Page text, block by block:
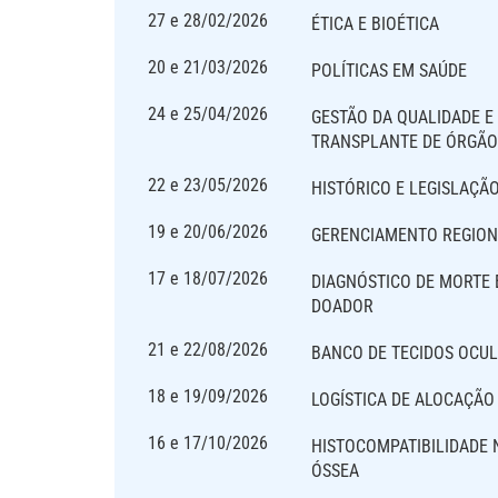
27 e 28/02/2026 ÉTICA E BIOÉTICA
20 e 21/03/2026 POLÍTICAS EM SAÚDE
24 e 25/04/2026
GESTÃO DA QUALIDADE
TRANSPLANTE DE
22 e 23/05/2026 HISTÓRICO E
19 e 20/06/2026 GERENCIAMENTO
17 e 18/07/2026
DIAGNÓSTICO DE
DOADOR
21 e 22/08/2026 BANCO DE TECIDOS
18 e 19/09/2026 LOGÍSTICA DE
16 e 17/10/2026
HISTOCOMPATIBILIDADE
ÓSSEA